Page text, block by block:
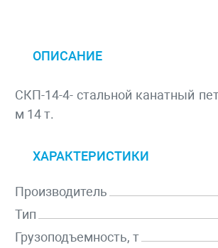
ОПИСАНИЕ
СКП-14-4- стальной канатный
м 14 т.
ХАРАКТЕРИСТИКИ
Производитель
Тип
Грузоподъемность, т